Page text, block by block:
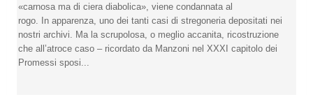
«carnosa ma di ciera diabolica», viene condannata al
rogo. In apparenza, uno dei tanti casi di stregoneria depositati nei
nostri archivi. Ma la scrupolosa, o meglio accanita, ricostruzione
che all’atroce caso – ricordato da Manzoni nel XXXI capitolo dei
Promessi sposi...